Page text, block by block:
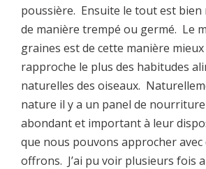
poussière. Ensuite le tout est bien
de manière trempé ou germé. Le
graines est de cette manière
rapproche le plus des habitudes
naturelles des oiseaux.
nature il y a un panel de
abondant et important à leur
que nous pouvons approcher
offrons. J’ai pu voir plusieurs fois